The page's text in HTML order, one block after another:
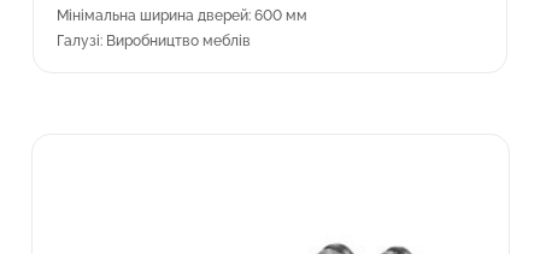
Мінімальна ширина дверей: 600 мм
Галузі: Виробництво меблів